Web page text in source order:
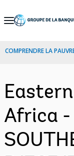
Skip
Navigation
COMPRENDRE LA
Africa -